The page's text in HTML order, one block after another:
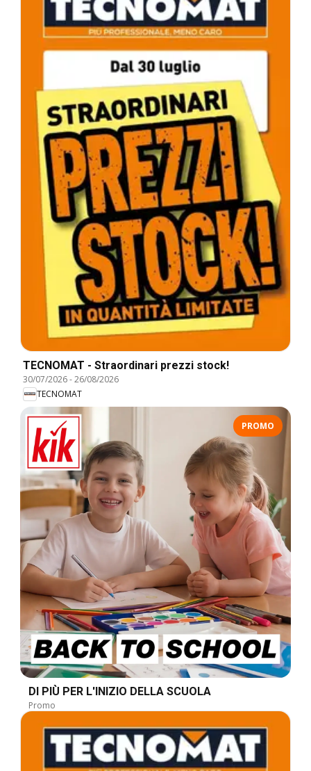
TECNOMAT - Straordinari prezzi stock!
30/07/2026-26/08/2026
TECNOMAT
PROMO
DI PIÙ PER L'INIZIO DELLA SCUOLA
Promo